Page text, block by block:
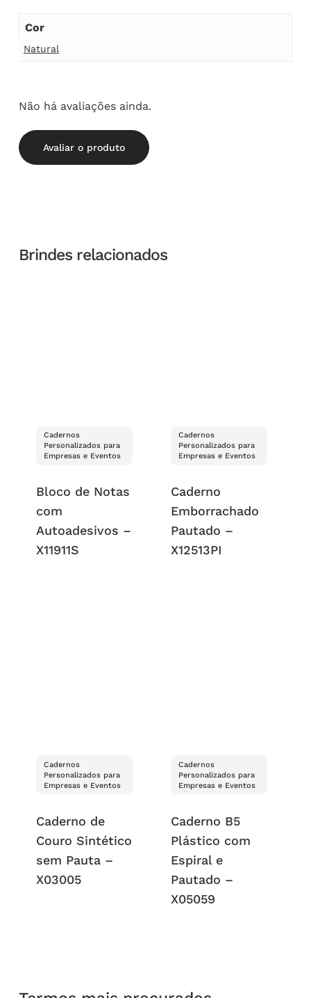
Cor
Natural
Não há avaliações ainda.
Avaliar o produto
Brindes relacionados
Cadernos
Personalizados para
Empresas e Eventos
Bloco de Notas
com
Autoadesivos –
X11911S
Cadernos
Personalizados para
Empresas e Eventos
Caderno
Emborrachado
Pautado –
X12513PI
Cadernos
Personalizados para
Empresas e Eventos
Caderno de
Couro Sintético
sem Pauta –
X03005
Cadernos
Personalizados para
Empresas e Eventos
Caderno B5
Plástico com
Espiral e
Pautado –
X05059